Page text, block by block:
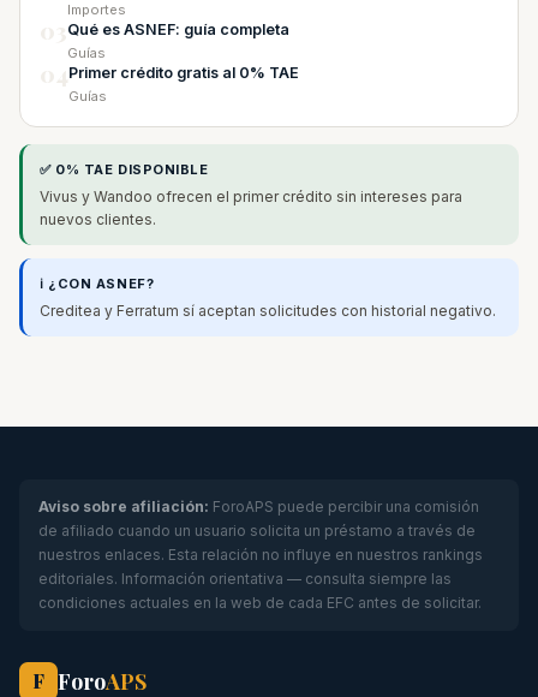
Importes
Qué es ASNEF: guía completa
Guías
Primer crédito gratis al 0% TAE
Guías
✅ 0% TAE DISPONIBLE
Vivus y Wandoo ofrecen el primer crédito sin intereses para
nuevos clientes.
ℹ️ ¿CON ASNEF?
Creditea y Ferratum sí aceptan solicitudes con historial negativo.
Aviso sobre afiliación: ForoAPS puede percibir una comisión
de afiliado cuando un usuario solicita un préstamo a través de
nuestros enlaces. Esta relación no influye en nuestros rankings
editoriales. Información orientativa — consulta siempre las
condiciones actuales en la web de cada EFC antes de solicitar.
F ForoAPS